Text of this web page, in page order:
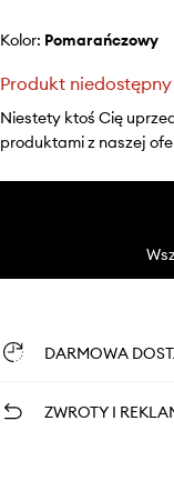
Kolor: pomarańczowy
Produkt niedostępny
Niestety ktoś Cię
produktami z naszej
DARMOWA
ZWROTY I